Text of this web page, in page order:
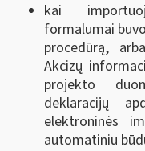
kai
formalumai
procedūrą,
Akcizų
projekto
deklaracijų
elektroninės
automatiniu